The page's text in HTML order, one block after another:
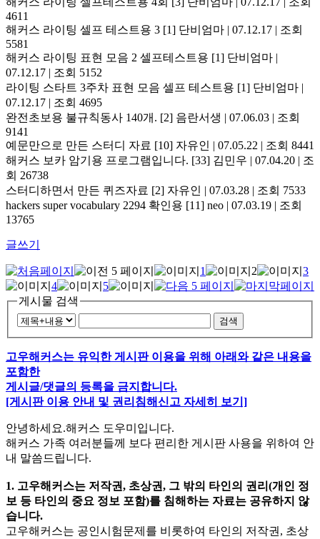
4611
해커스 라이팅 셀프 테스트용 3 [1] 단비엄마 | 07.12.17 | 조회
5581
해커스 라이팅 표현 모음 2 셀프테스트용 [1] 단비엄마 |
07.12.17 | 조회 5152
라이팅 스타트 3주차 표현 모음 셀프 테스트용 [1] 단비엄마 |
07.12.17 | 조회 4695
완전초보용 불규칙동사 140개. [2] 음란서생 | 07.06.03 | 조회
9141
예문만으로 만든 스터디 자료 [10] 자유인 | 07.05.22 | 조회 8441
해커스 보카 암기용 프로그램입니다. [33] 김민우 | 07.04.20 | 조
회 26738
스터디하면서 만든 퀴즈자료 [2] 자유인 | 07.03.28 | 조회 7533
hackers super vocabulary 2294 확인용 [11] neo | 07.03.19 | 조회
13765
글쓰기
1 2
3
4
5
게시물 검색
검색
고우해커스는 유익한 게시판 이용을 위해 아래와 같은 내용을
포함한
게시글/댓글의 등록을 금지합니다.
[게시판 이용 안내 및 권리침해신고 자세히 보기]
안녕하세요.해커스 도우미입니다.
해커스 가족 여러분들께 보다 편리한 게시판 사용을 위하여 안
내 말씀드립니다.
1. 고우해커스는 저작권, 초상권, 그 밖의 타인의 권리(개인 정
보 등 타인의 중요 정보 포함)를 침해하는 자료는 공유하지 않
습니다.
고우해커스는 공인시험문제를 비롯하여 타인의 저작권, 초상